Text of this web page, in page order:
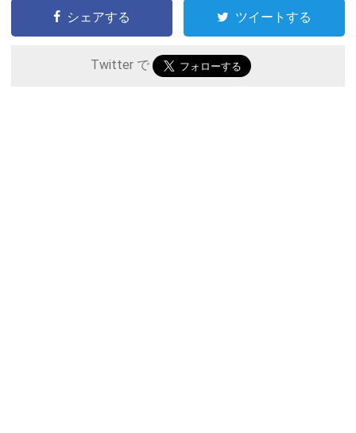
シェアする ツイートする
Twitter で